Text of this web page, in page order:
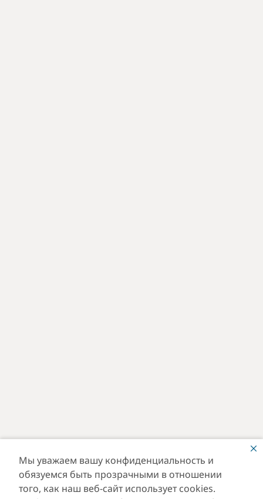
Мы уважаем вашу конфиденциальность и
обязуемся быть прозрачными в отношении
того, как наш веб-сайт использует cookies.